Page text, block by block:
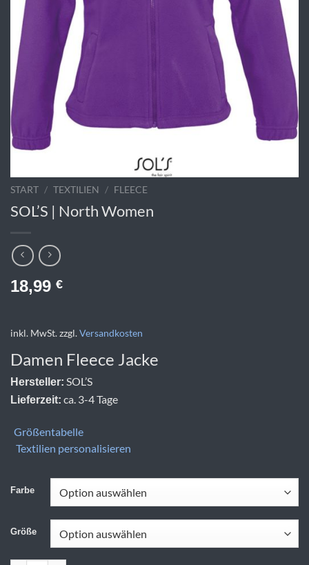
START / TEXTILIEN / FLEECE
SOL’S | North Women
18,99 €
inkl. MwSt.zzgl.Versandkosten
Damen Fleece Jacke
Hersteller: SOL’S
Lieferzeit: ca. 3-4 Tage
Größentabelle
Textilien personalisieren
Farbe
Größe